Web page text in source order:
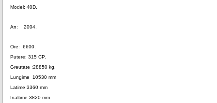
Model: 40D.
An: 2004.
Ore: 6600.
Putere: 315 CP.
Greutate :28850 kg.
Lungime 10530 mm
Latime 3360 mm
Inaltime 3820 mm